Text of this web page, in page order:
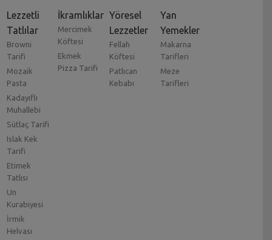
Lezzetli
Tatlılar
Browni
Tarifi
Mozaik
Pasta
Kadayıflı
Muhallebi
Sütlaç Tarifi
Islak Kek
Tarifi
Etimek
Tatlısı
Un
Kurabiyesi
İrmik
Helvası
İkramlıklar
Mercimek
Köftesi
Ekmek
Pizza Tarifi
Yöresel
Lezzetler
Fellah
Köftesi
Patlıcan
Kebabı
Yan
Yemekler
Makarna
Tarifleri
Meze
Tarifleri